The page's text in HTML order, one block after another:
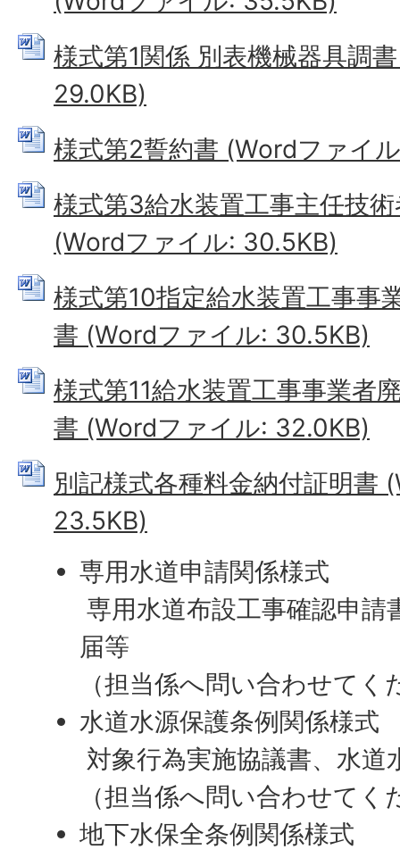
様式第1関係 別表機械器具調
29.0KB)
様式第2誓約書 (Wordファイ
様式第3給水装置工事主任技
(Wordファイル: 30.5KB)
様式第10指定給水装置工事事
書 (Wordファイル: 30.5KB)
様式第11給水装置工事事業者
書 (Wordファイル: 32.0KB)
別記様式各種料金納付証明書
23.5KB)
専用水道申請関係様式
専用水道布設工事確認申請
届等
（担当係へ問い合わせてく
水道水源保護条例関係様式
対象行為実施協議書、水道
（担当係へ問い合わせてく
地下水保全条例関係様式